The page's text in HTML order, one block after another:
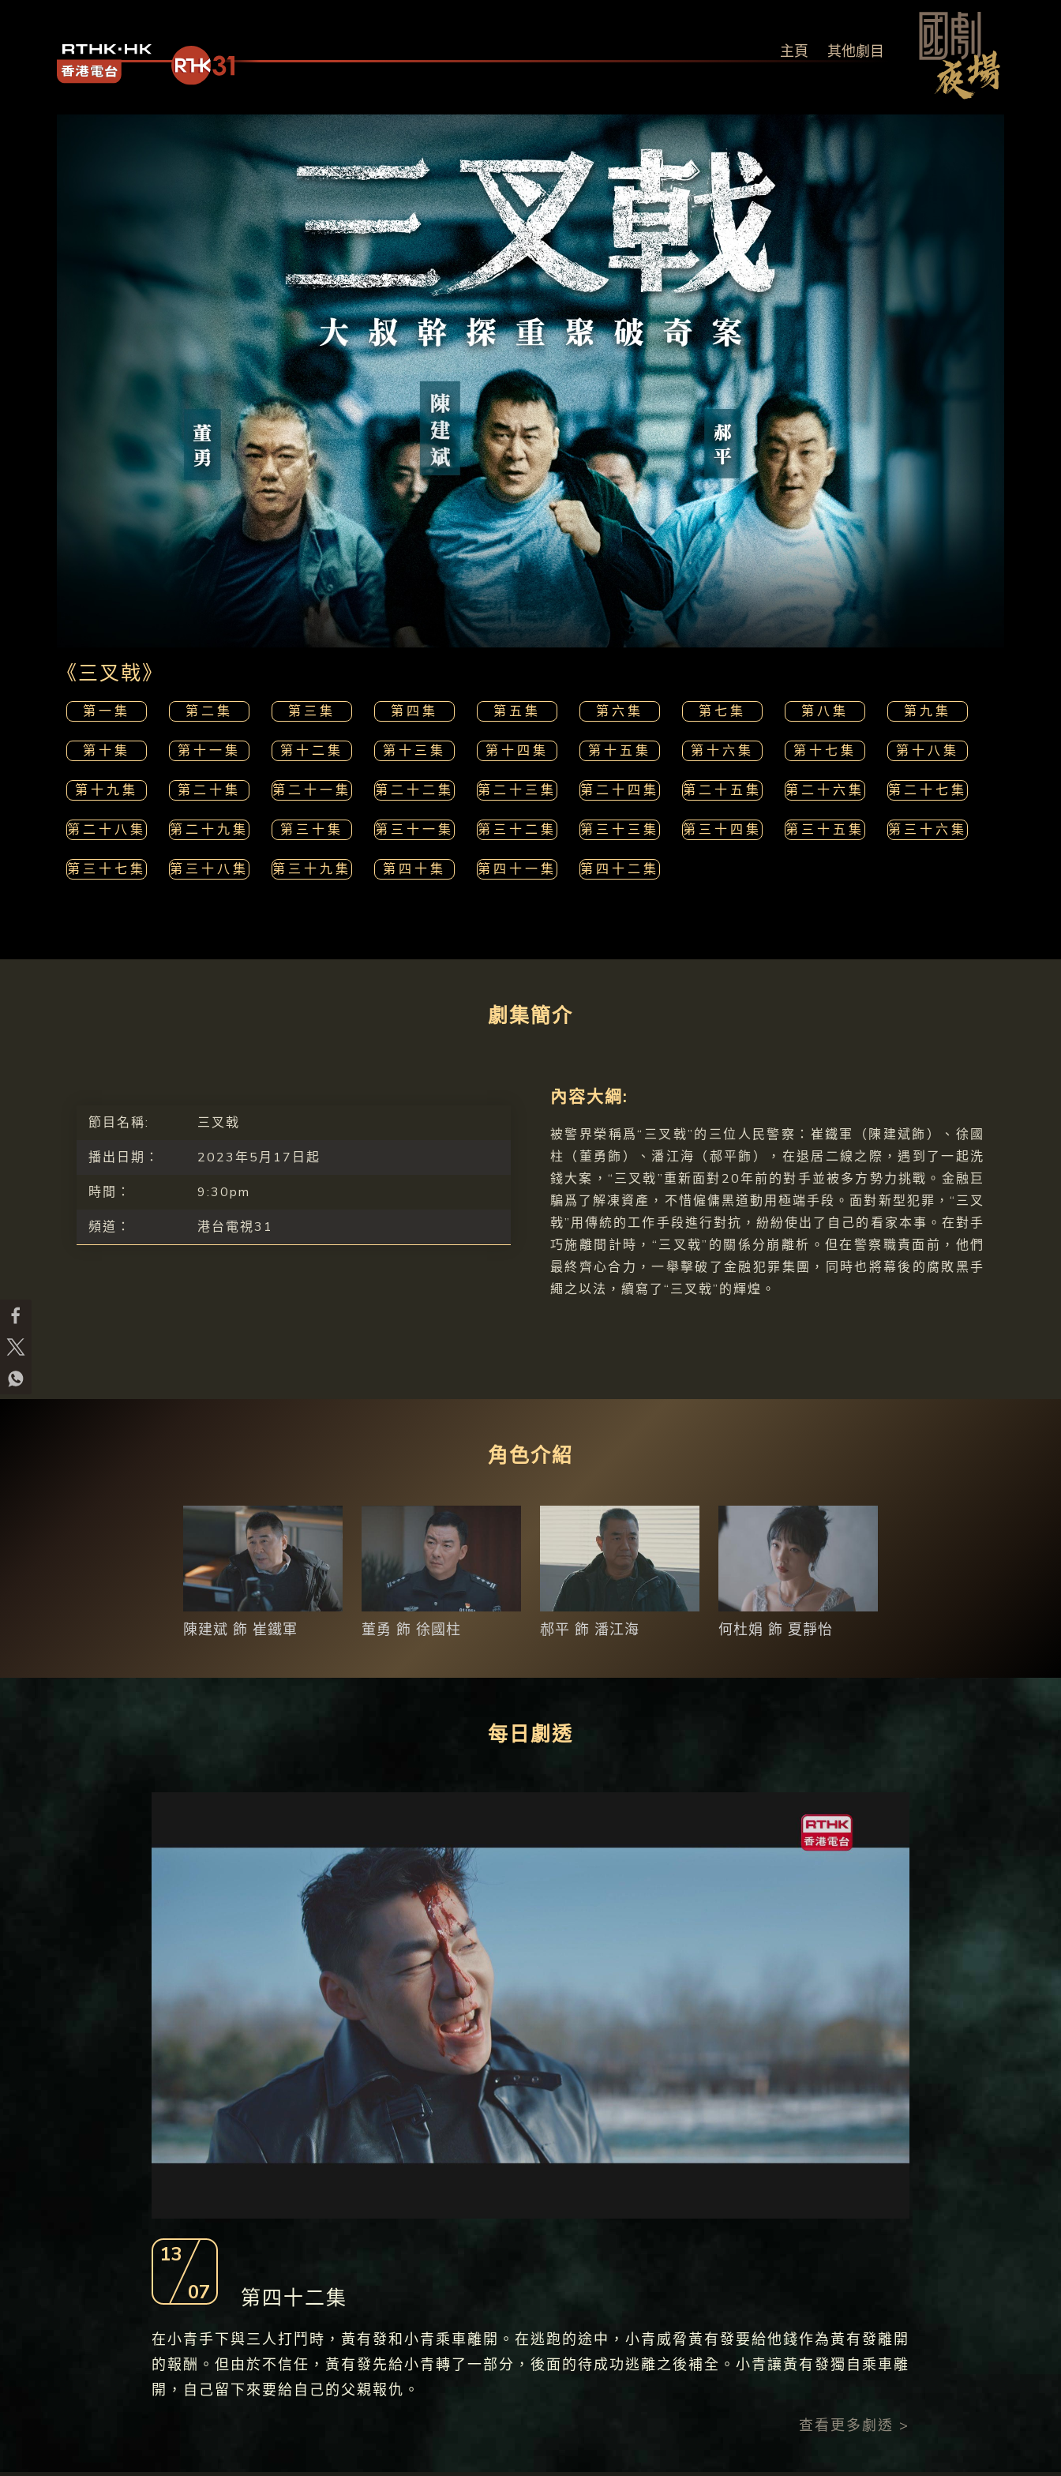
主頁 其他劇目
《三叉戟》
第一集 第二集 第三集 第四集 第五集 第六集 第七集 第八集 第九集
第十集 第十一集 第十二集 第十三集 第十四集 第十五集 第十六集 第十七集 第十八集
第十九集 第二十集 第二十一集 第二十二集 第二十三集 第二十四集 第二十五集 第二十六集 第二十七集
第二十八集 第二十九集 第三十集 第三十一集 第三十二集 第三十三集 第三十四集 第三十五集 第三十六集
第三十七集 第三十八集 第三十九集 第四十集 第四十一集 第四十二集
劇集簡介
節目名稱:
三叉戟
播出日期：
2023年5月17日起
時間：
9:30pm
頻道：
港台電視31
內容大綱:
被警界榮稱爲“三叉戟”的三位人民警察：崔鐵軍（陳建斌飾）、徐國
柱（董勇飾）、潘江海（郝平飾），在退居二線之際，遇到了一起洗
錢大案，“三叉戟”重新面對20年前的對手並被多方勢力挑戰。金融巨
騙爲了解凍資產，不惜僱傭黑道動用極端手段。面對新型犯罪，“三叉
戟”用傳統的工作手段進行對抗，紛紛使出了自己的看家本事。在對手
巧施離間計時，“三叉戟”的關係分崩離析。但在警察職責面前，他們
最終齊心合力，一舉擊破了金融犯罪集團，同時也將幕後的腐敗黑手
繩之以法，續寫了“三叉戟”的輝煌。
角色介紹
陳建斌 飾 崔鐵軍 董勇 飾 徐國柱 郝平 飾 潘江海 何杜娟 飾 夏靜怡
每日劇透
13
07
第四十二集
在小青手下與三人打鬥時，黃有發和小青乘車離開。在逃跑的途中，小青威脅黃有發要給他錢作為黃有發離開
的報酬。但由於不信任，黃有發先給小青轉了一部分，後面的待成功逃離之後補全。小青讓黃有發獨自乘車離
開，自己留下來要給自己的父親報仇。
查看更多劇透 >